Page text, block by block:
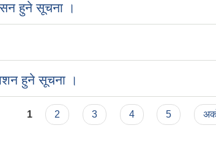
हुने सूचना ।
हुने सूचना ।
1 2 3 4 5